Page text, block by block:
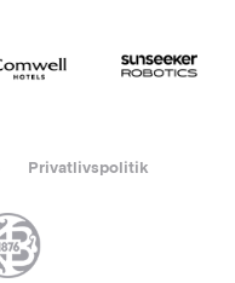
Privatlivspolitik